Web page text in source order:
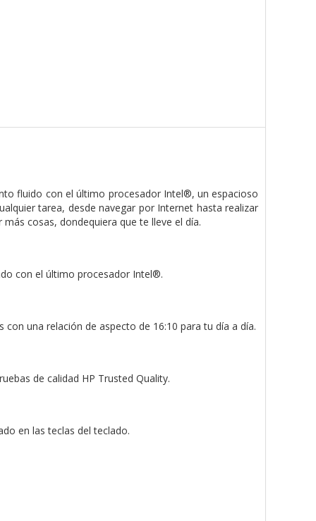
fluido con el último procesador Intel®, un espacioso
tarea, desde navegar por Internet hasta realizar
cosas, dondequiera que te lleve el día.
con el último procesador Intel®.
una relación de aspecto de 16:10 para tu día a día.
de calidad HP Trusted Quality.
en las teclas del teclado.